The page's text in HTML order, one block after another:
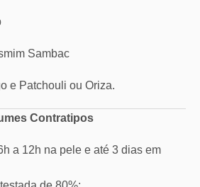
Sambac
e Patchouli ou Oriza.
Contratipos
a 12h na pele e até 3 dias em